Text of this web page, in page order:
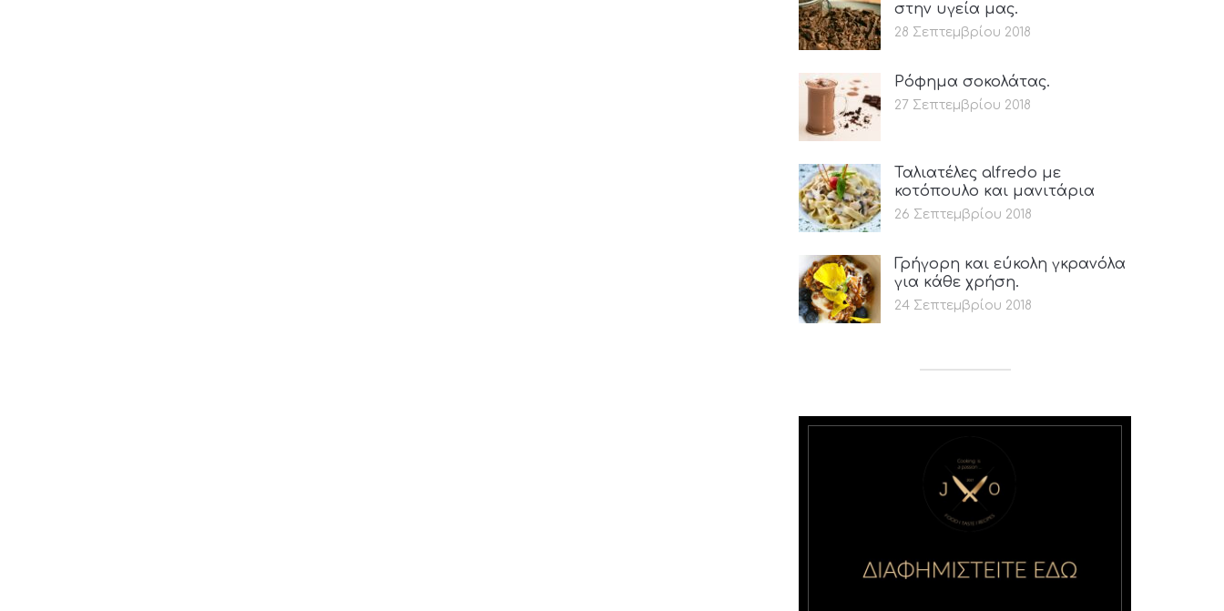
στην υγεία μας.
28 Σεπτεμβρίου 2018
Ρόφημα σοκολάτας.
27 Σεπτεμβρίου 2018
Ταλιατέλες alfredo με
κοτόπουλο και μανιτάρια
26 Σεπτεμβρίου 2018
Γρήγορη και εύκολη γκρανόλα
για κάθε χρήση.
24 Σεπτεμβρίου 2018